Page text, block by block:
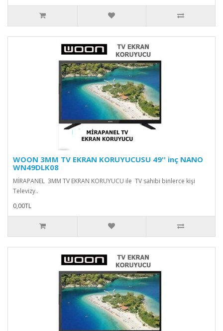
WOON 3MM TV EKRAN KORUYUCUSU 49'' inç NANO
WN49DLK08
MİRAPANEL 3MM TV EKRAN KORUYUCU ile TV sahibi binlerce kişi
Televizy..
0,00TL